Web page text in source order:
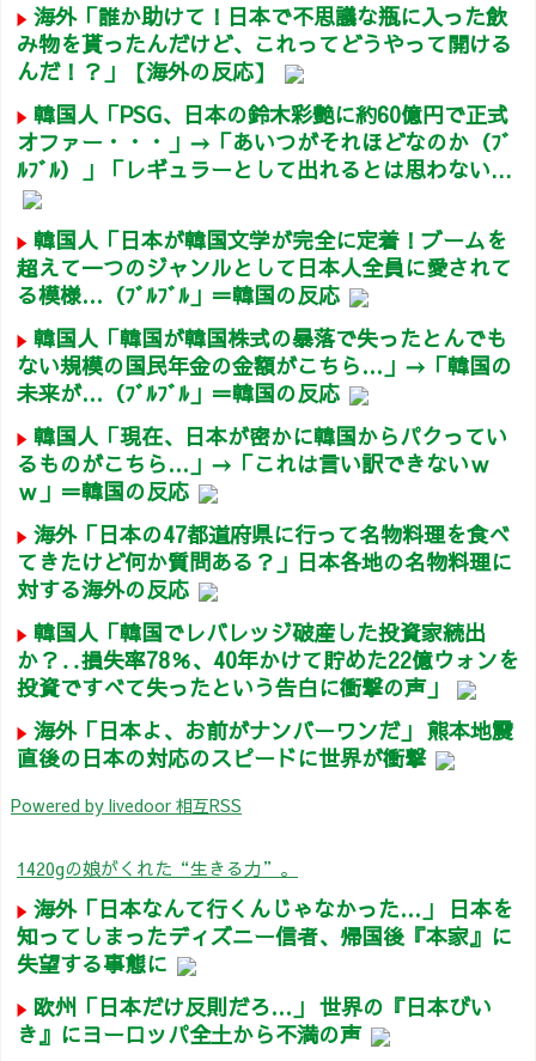
海外「誰か助けて！日本で不思議な瓶に入った飲
み物を貰ったんだけど、これってどうやって開ける
んだ！？」【海外の反応】
韓国人「PSG、日本の鈴木彩艶に約60億円で正式
オファー・・・」→「あいつがそれほどなのか（ﾌﾞ
ﾙﾌﾞﾙ）」「レギュラーとして出れるとは思わない...
韓国人「日本が韓国文学が完全に定着！ブームを
超えて一つのジャンルとして日本人全員に愛されて
る模様…（ﾌﾞﾙﾌﾞﾙ」＝韓国の反応
韓国人「韓国が韓国株式の暴落で失ったとんでも
ない規模の国民年金の金額がこちら…」→「韓国の
未来が…（ﾌﾞﾙﾌﾞﾙ」＝韓国の反応
韓国人「現在、日本が密かに韓国からパクってい
るものがこちら…」→「これは言い訳できないｗ
ｗ」＝韓国の反応
海外「日本の47都道府県に行って名物料理を食べ
てきたけど何か質問ある？」日本各地の名物料理に
対する海外の反応
韓国人「韓国でレバレッジ破産した投資家続出
か？‥損失率78％、40年かけて貯めた22億ウォンを
投資ですべて失ったという告白に衝撃の声」
海外「日本よ、お前がナンバーワンだ」 熊本地震
直後の日本の対応のスピードに世界が衝撃
Powered by livedoor 相互RSS
1420gの娘がくれた“生きる力”。
海外「日本なんて行くんじゃなかった…」 日本を
知ってしまったディズニー信者、帰国後『本家』に
失望する事態に
欧州「日本だけ反則だろ…」 世界の『日本びい
き』にヨーロッパ全土から不満の声